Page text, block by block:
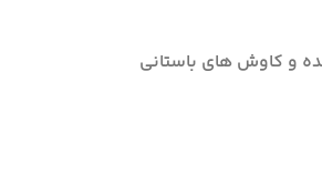
و کاوش های باستانی